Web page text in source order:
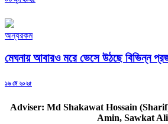
অন্যরকম
মেঘনায় আবারও মরে ভেসে উঠছে বিভিন্ন
Posted
১৬ মে ২০২৫
Adviser: Md Shakawat Hossain
Amin, Sawkat Ali